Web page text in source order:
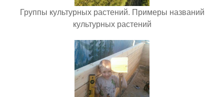
Группы культурных растений. Примеры названий
культурных растений